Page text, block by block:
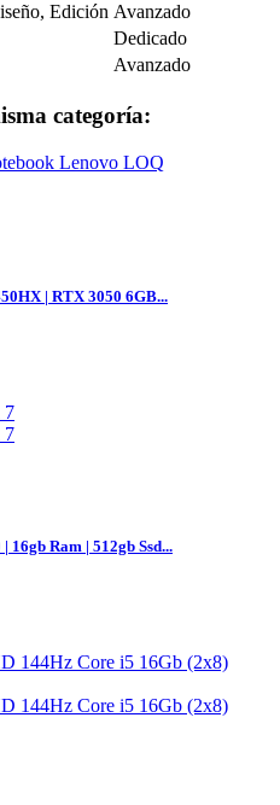
Edición Avanzado
Dedicado
Avanzado
categoría:
| RTX 3050 6GB...
16gb Ram | 512gb Ssd...